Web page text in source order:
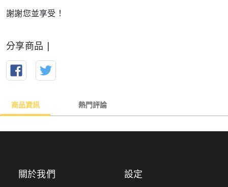
謝謝您並享受！
分享商品 |
商品資訊 熱門評論
關於我們 設定